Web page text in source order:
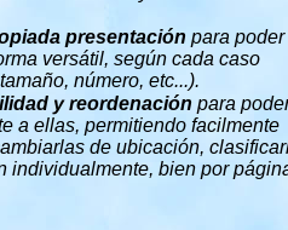
presentación para poder
versátil, según cada caso
número, etc...).
y reordenación para
a ellas, permitiendo facilmente
de ubicación,
individualmente, bien por